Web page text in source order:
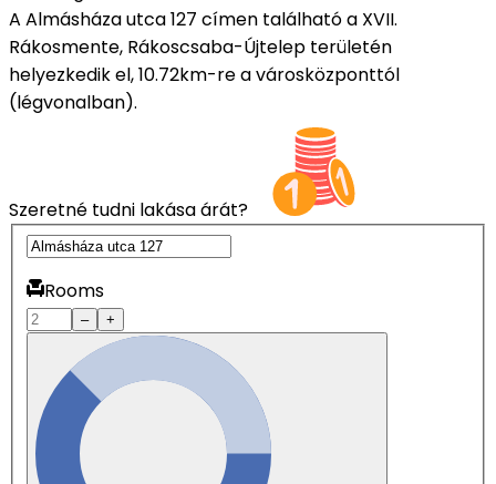
A Almásháza utca 127 címen található a XVII.
Rákosmente, Rákoscsaba-Újtelep területén
helyezkedik el, 10.72km-re a városközponttól
(légvonalban).
Szeretné tudni lakása árát?
Rooms
– +